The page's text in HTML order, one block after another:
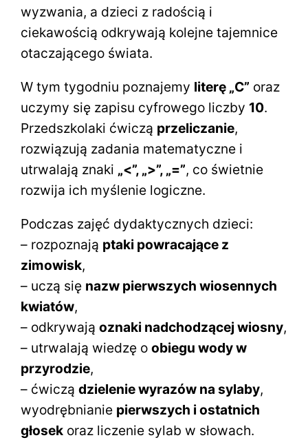
wyzwania, a dzieci z radością i
ciekawością odkrywają kolejne tajemnice
otaczającego świata.
W tym tygodniu poznajemy literę „C” oraz
uczymy się zapisu cyfrowego liczby 10.
Przedszkolaki ćwiczą przeliczanie,
rozwiązują zadania matematyczne i
utrwalają znaki „<”, „>”, „=”, co świetnie
rozwija ich myślenie logiczne.
Podczas zajęć dydaktycznych dzieci:
– rozpoznają ptaki powracające z
zimowisk,
– uczą się nazw pierwszych wiosennych
kwiatów,
– odkrywająoznaki nadchodzącej wiosny,
– utrwalają wiedzę oobiegu wody w
przyrodzie,
– ćwicządzielenie wyrazów na sylaby,
wyodrębnianie pierwszych i ostatnich
głosek oraz liczenie sylab w słowach.